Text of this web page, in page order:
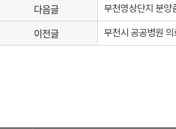
다음글 부천영상단지 분양
이전글 부천시 공공병원